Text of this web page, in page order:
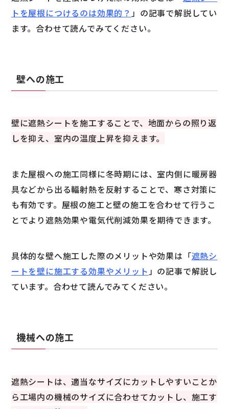
トを屋根につけるのは効果的？」の記事で解説してい
ます。合わせて読んでみてください。
壁への施工
壁に遮熱シートを施工することで、地面からの照り返
しを抑え、室内の温度上昇を抑えます。
また屋根への施工同様に冬時期には、室内側に暖房器
具などから出る輻射熱を反射することで、寒さ対策に
も有効です。屋根の施工と壁の施工を合わせて行うこ
とでより遮熱効果や電気代削減効果を期待できます。
具体的な壁へ施工した際のメリットや効果は「遮熱シ
ートを壁に施工する効果やメリット」の記事で解説し
ています。合わせて読んでみてください。
機械への施工
遮熱シートは、適当なサイズにカットしやすいことか
ら工場内の機械のサイズに合わせてカットし、施工す